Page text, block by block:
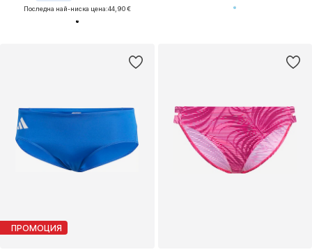
Последна най-ниска цена:44,90 €
ПРОМОЦИЯ